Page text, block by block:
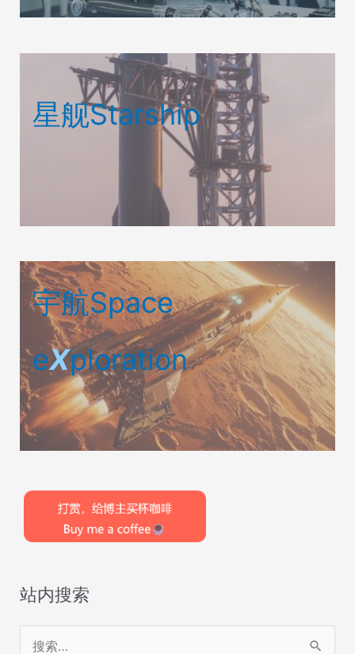
星舰Starship
宇航Space
eXploration
站内搜索